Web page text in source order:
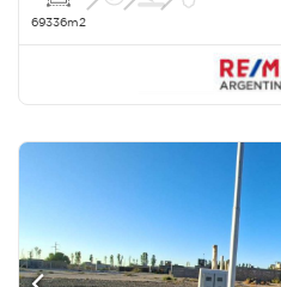
69336m2